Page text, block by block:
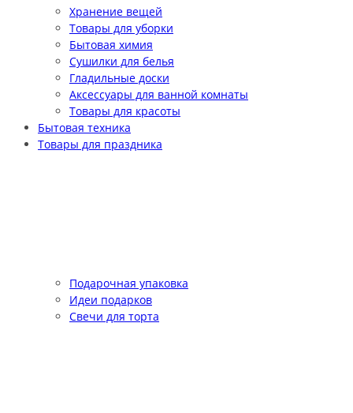
Хранение вещей
Товары для уборки
Бытовая химия
Сушилки для белья
Гладильные доски
Аксессуары для ванной комнаты
Товары для красоты
Бытовая техника
Товары для праздника
Подарочная упаковка
Идеи подарков
Свечи для торта